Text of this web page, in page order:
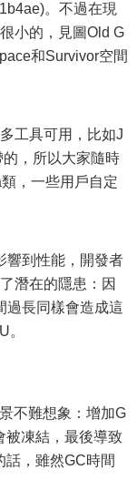
。不過在現
小的，見圖Old G
和Survivor空間
工具可用，比如J
，所以大家隨時
，一些用戶自定
響到性能，開發者
潛在的隱患：因
過長同樣會造成這
。
不難想象：增加G
被凍結，最後導致
，雖然GC時間